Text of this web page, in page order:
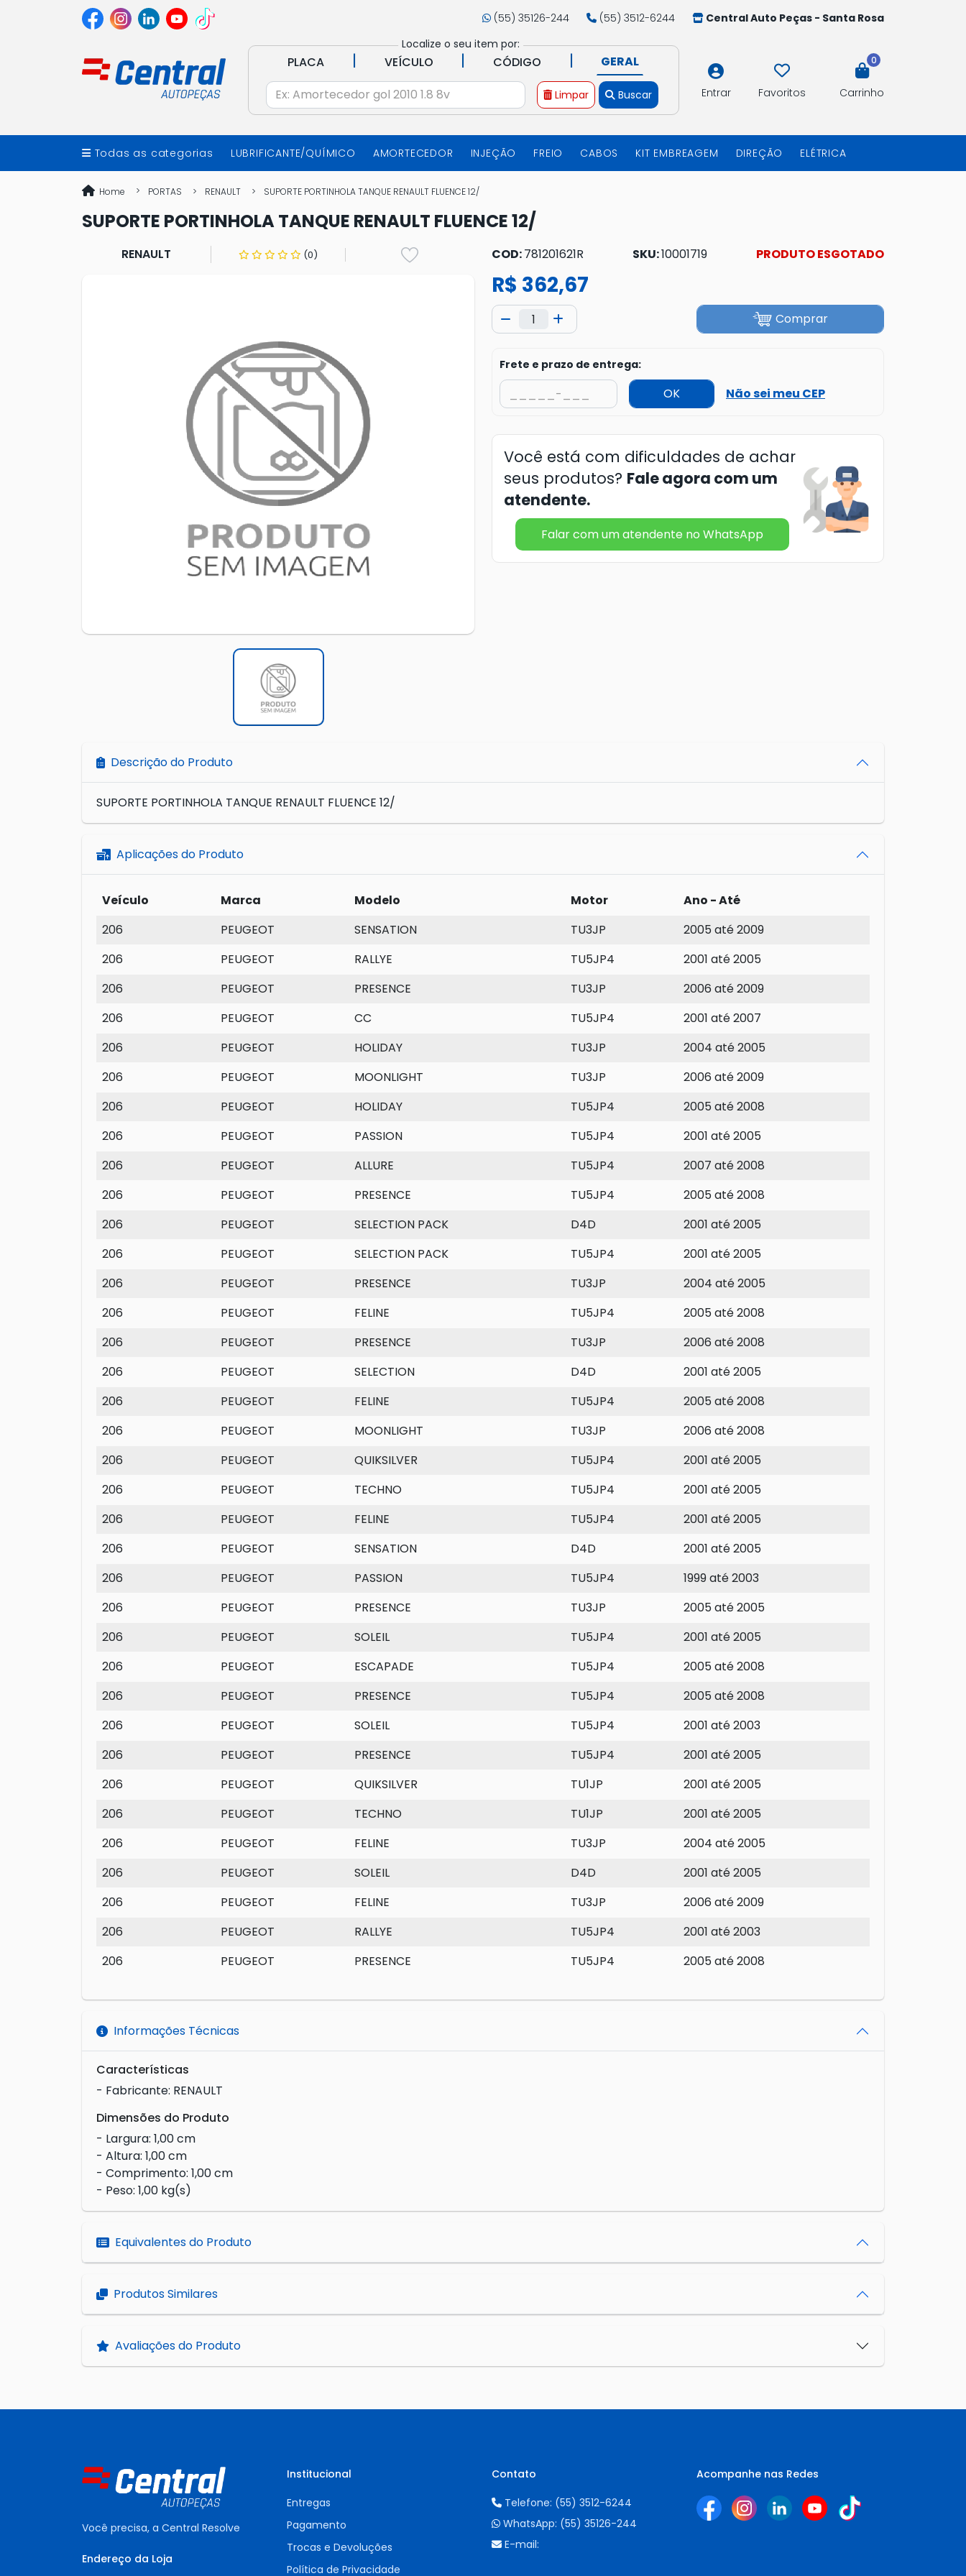
(55) 35126-244 (55) 3512-6244
Central Auto Peças - Santa Rosa
Localize o seu item por:
PLACA | VEÍCULO | CÓDIGO | GERAL
Limpar Buscar Entrar Favoritos
0
Carrinho
Todas as categorias LUBRIFICANTE/QUÍMICO AMORTECEDOR INJEÇÃO FREIO CABOS KIT EMBREAGEM DIREÇÃO ELÉTRICA
Home PORTAS RENAULT SUPORTE PORTINHOLA TANQUE RENAULT FLUENCE 12/
SUPORTE PORTINHOLA TANQUE RENAULT FLUENCE 12/
RENAULT (0) COD:781201621R SKU:10001719 PRODUTO ESGOTADO
R$ 362,67
Comprar
Frete e prazo de entrega:
OK Não sei meu CEP
Você está com dificuldades de achar
seus produtos? Fale agora com um
atendente.
Falar com um atendente no WhatsApp
Descrição do Produto
SUPORTE PORTINHOLA TANQUE RENAULT FLUENCE 12/
Aplicações do Produto
Veículo Marca Modelo Motor
Ano - Até
206
PEUGEOT SENSATION TU3JP
2005 até 2009
206
PEUGEOT RALLYE TU5JP4
2001 até 2005
206
PEUGEOT PRESENCE TU3JP
2006 até 2009
206
PEUGEOT CC TU5JP4
2001 até 2007
206
PEUGEOT HOLIDAY TU3JP
2004 até 2005
206
PEUGEOT MOONLIGHT TU3JP
2006 até 2009
206
PEUGEOT HOLIDAY TU5JP4
2005 até 2008
206
PEUGEOT PASSION TU5JP4
2001 até 2005
206
PEUGEOT ALLURE TU5JP4
2007 até 2008
206
PEUGEOT PRESENCE TU5JP4
2005 até 2008
206
PEUGEOT SELECTION PACK D4D
2001 até 2005
206
PEUGEOT SELECTION PACK TU5JP4
2001 até 2005
206
PEUGEOT PRESENCE TU3JP
2004 até 2005
206
PEUGEOT FELINE TU5JP4
2005 até 2008
206
PEUGEOT PRESENCE TU3JP
2006 até 2008
206
PEUGEOT SELECTION D4D
2001 até 2005
206
PEUGEOT FELINE TU5JP4
2005 até 2008
206
PEUGEOT MOONLIGHT TU3JP
2006 até 2008
206
PEUGEOT QUIKSILVER TU5JP4
2001 até 2005
206
PEUGEOT TECHNO TU5JP4
2001 até 2005
206
PEUGEOT FELINE TU5JP4
2001 até 2005
206
PEUGEOT SENSATION D4D
2001 até 2005
206
PEUGEOT PASSION TU5JP4
1999 até 2003
206
PEUGEOT PRESENCE TU3JP
2005 até 2005
206
PEUGEOT SOLEIL TU5JP4
2001 até 2005
206
PEUGEOT ESCAPADE TU5JP4
2005 até 2008
206
PEUGEOT PRESENCE TU5JP4
2005 até 2008
206
PEUGEOT SOLEIL TU5JP4
2001 até 2003
206
PEUGEOT PRESENCE TU5JP4
2001 até 2005
206
PEUGEOT QUIKSILVER TU1JP
2001 até 2005
206
PEUGEOT TECHNO TU1JP
2001 até 2005
206
PEUGEOT FELINE TU3JP
2004 até 2005
206
PEUGEOT SOLEIL D4D
2001 até 2005
206
PEUGEOT FELINE TU3JP
2006 até 2009
206
PEUGEOT RALLYE TU5JP4
2001 até 2003
206
PEUGEOT PRESENCE TU5JP4 2005 até 2008
Informações Técnicas
Características
- Fabricante: RENAULT
Dimensões do Produto
- Largura: 1,00 cm
- Altura: 1,00 cm
- Comprimento: 1,00 cm
- Peso: 1,00 kg(s)
Equivalentes do Produto
Produtos Similares
Avaliações do Produto
Você precisa, a Central Resolve
Endereço da Loja
Institucional
Entregas
Pagamento
Trocas e Devoluções
Política de Privacidade
Contato
Telefone: (55) 3512-6244
WhatsApp: (55) 35126-244
E-mail:
Acompanhe nas Redes